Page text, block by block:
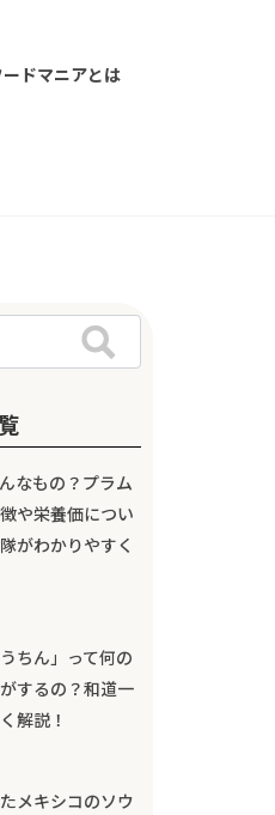
ードマニアとは
なもの？プラム
や栄養価につい
がわかりやすく
ちん」って何の
するの？和道一
解説！
メキシコのソウ